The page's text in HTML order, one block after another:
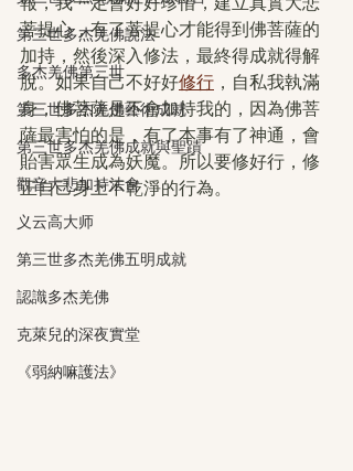
第三世多杰羌佛說法
多杰羌佛第三世
第三世多杰羌佛藝術成就
第三世多杰羌佛成就與聖蹟
觀音大悲加持法會
义云高大师
第三世多杰羌佛五明成就
認識多杰羌佛
克萊兒的深夜實堂
《弱納嘛護法》
菩提心，有了菩提心才能得到佛菩薩的
加持，然後深入修法，最終得成就得解
脫。如果自己不好好修行 ，自私我執滿
身，佛菩薩是不會加持我的，因為佛菩
薩最害怕的是，有了本事有了神通，會
貽害眾生成為妖魔。所以要修好行，修
正自己身上不乾淨的行為。